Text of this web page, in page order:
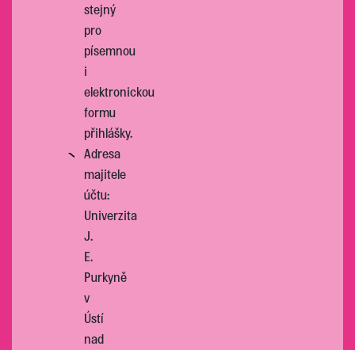
stejný
pro
písemnou
i
elektronickou
formu
přihlášky.
Adresa
majitele
účtu:
Univerzita
J.
E.
Purkyně
v
Ústí
nad